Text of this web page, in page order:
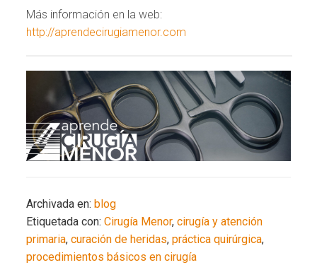
Más información en la web:
http://aprendecirugiamenor.com
Archivada en:blog
Etiquetada con:Cirugía Menor,cirugía y atención
primaria,curación de heridas,práctica quirúrgica,
procedimientos básicos en cirugía